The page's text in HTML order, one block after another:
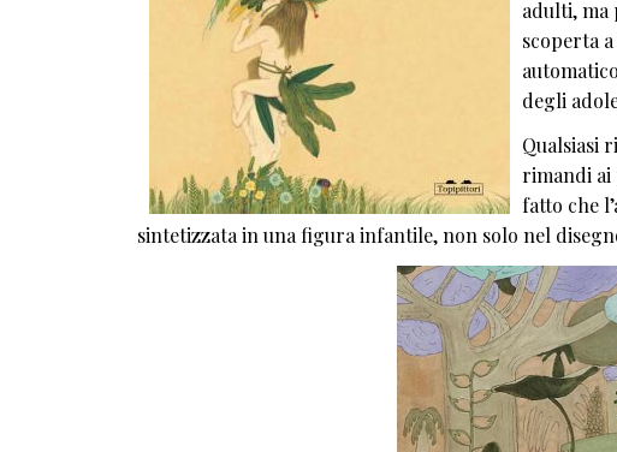
adulti, ma
scoperta
degli
Qualsiasi
rimandi
fatto che
sintetizzata in una figura infantile, non solo nel